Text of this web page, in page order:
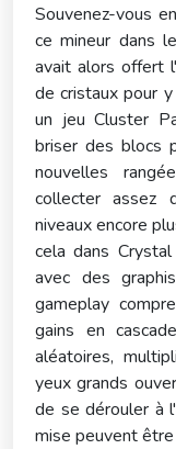
Souvenez-vous
ce mineur dans
avait alors offert
de cristaux pour
un jeu Cluster
briser des blocs
nouvelles
collecter assez
niveaux encore
cela dans
avec des
gameplay
gains en
aléatoires,
yeux grands
de se dérouler à
mise peuvent